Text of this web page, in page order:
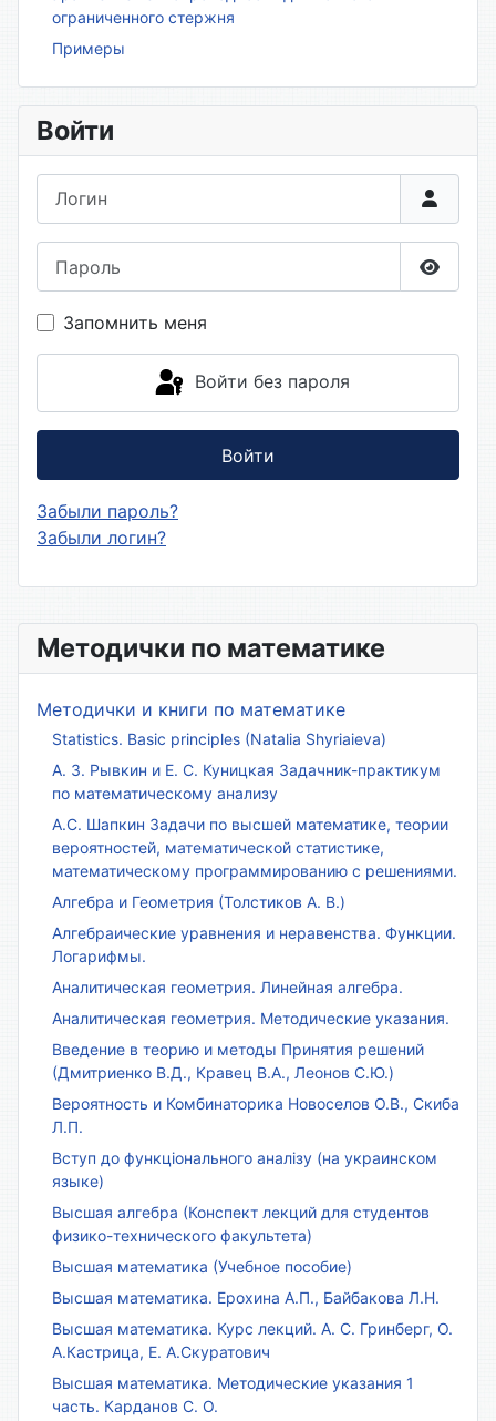
Методички по математике
Методички и книги по математике
Statistics. Basic principles (Natalia Shyriaieva)
А. З. Рывкин и Е. С. Куницкая Задачник-практикум
по математическому анализу
А.С. Шапкин Задачи по высшей математике, теории
вероятностей, математической статистике,
математическому программированию с решениями.
Алгебра и Геометрия (Толстиков А. В.)
Алгебраические уравнения и неравенства. Функции.
Логарифмы.
Аналитическая геометрия. Линейная алгебра.
Аналитическая геометрия. Методические указания.
Введение в теорию и методы Принятия решений
(Дмитриенко В.Д., Кравец В.А., Леонов С.Ю.)
Вероятность и Комбинаторика Новоселов О.В., Скиба
Л.П.
Вступ до функціонального аналізу (на украинском
языке)
Высшая алгебра (Конспект лекций для студентов
физико-технического факультета)
Высшая математика (Учебное пособие)
Высшая математика. Ерохина А.П., Байбакова Л.Н.
Высшая математика. Курс лекций. А. С. Гринберг, О.
А.Кастрица, Е. А.Скуратович
Высшая математика. Методические указания 1
часть. Карданов С. О.
ограниченного стержня
Примеры
Войти
Запомнить меня
Войти без пароля
Войти
Забыли пароль?
Забыли логин?